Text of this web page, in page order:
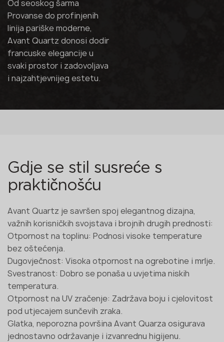
Od seoskog šarma
Provanse do profinjenih
linija pariške moderne,
Avant Quartz donosi dodir
francuske elegancije u
svaki prostor i zadovoljava
i najzahtjevnijeg estetu.
Gdje se stil susreće s
praktičnošću
Avant Quartz je savršen spoj elegantnog dizajna,
važnih korisničkih svojstava i brojnih drugih prednosti:
Otpornost na toplinu: Podnosi visoke temperature
bez oštećenja.
Dugovječnost: Visoka otpornost na ogrebotine i mrlje.
Svestranost: Dobro se ponaša u uvjetima niskih
temperatura.
Otpornost na UV zračenje: Zadržava boju i cjelovitost
pod utjecajem sunčevih zraka.
Glatka, neporozna površina Avant Quarza osigurava
jednostavno održavanje i izvanrednu higijenu.